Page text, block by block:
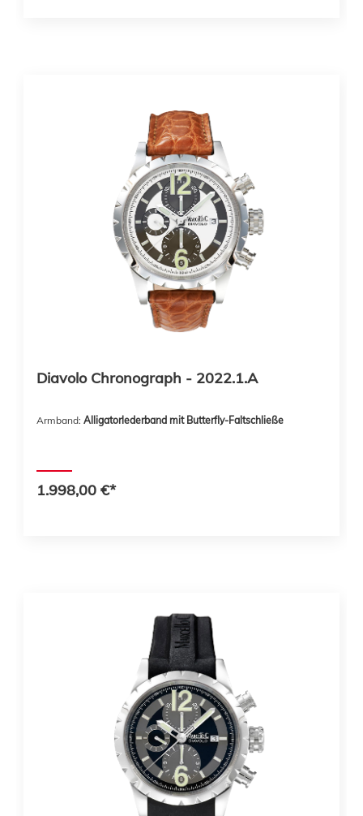
Diavolo Chronograph - 2022.1.A
Armband: Alligatorlederband mit Butterfly-Faltschließe
1.998,00 €*